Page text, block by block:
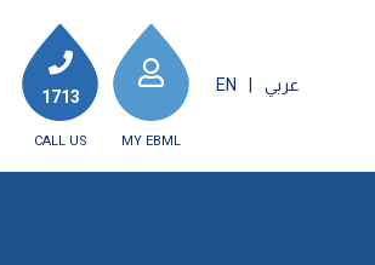
1713
CALL US MY EBML
EN عربي